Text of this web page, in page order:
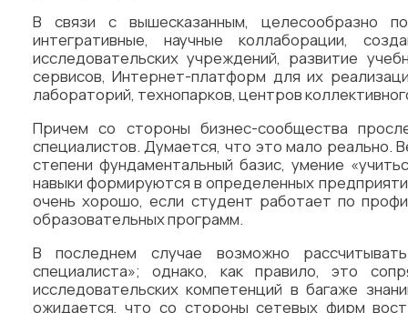
В связи с вышесказанным, целесообразно
интегративные, научные коллаборации,
исследовательских учреждений, развитие
сервисов, Интернет-платформ для их
лабораторий, технопарков, центров
Причем со стороны бизнес-сообщества
специалистов. Думается, что это мало реально.
степени фундаментальный базис, умение
навыки формируются в определенных
очень хорошо, если студент работает по
образовательных программ.
В последнем случае возможно
специалиста»; однако, как правило, это
исследовательских компетенций в багаже
ожидается, что со стороны сетевых фирм